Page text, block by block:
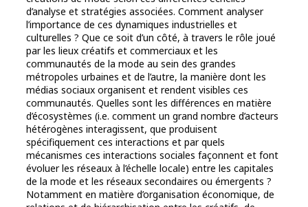
d’analyse et stratégies associées. Comment analyser
l’importance de ces dynamiques industrielles et
culturelles ? Que ce soit d’un côté, à travers le rôle joué
par les lieux créatifs et commerciaux et les
communautés de la mode au sein des grandes
métropoles urbaines et de l’autre, la manière dont les
médias sociaux organisent et rendent visibles ces
communautés. Quelles sont les différences en matière
d’écosystèmes (i.e. comment un grand nombre d’acteurs
hétérogènes interagissent, que produisent
spécifiquement ces interactions et par quels
mécanismes ces interactions sociales façonnent et font
évoluer les réseaux à l’échelle locale) entre les capitales
de la mode et les réseaux secondaires ou émergents ?
Notamment en matière d’organisation économique, de